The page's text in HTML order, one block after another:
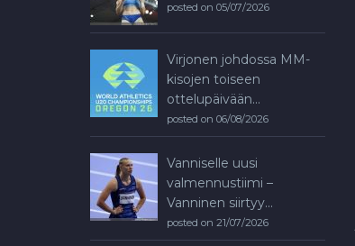
posted on 05/07/2026
Virjonen johdossa MM-
kisojen toiseen
ottelupäivään...
posted on 06/08/2026
Vanniselle uusi
valmennustiimi –
Vanninen siirtyy...
posted on 21/07/2026